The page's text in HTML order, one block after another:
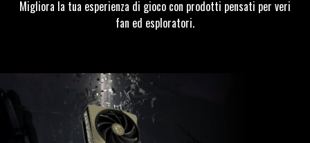
Migliora la tua esperienza di gioco con prodotti pensati per veri
fan ed esploratori.